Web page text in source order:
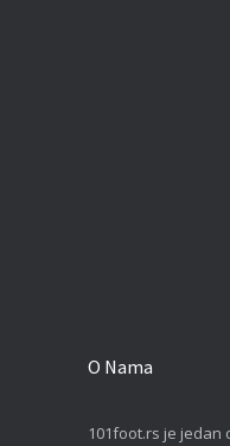
O Nama
101foot.rs je jedan